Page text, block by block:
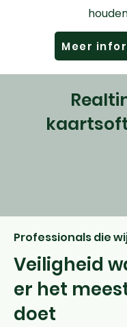
Professionals die
Veiligheid
er het
doet